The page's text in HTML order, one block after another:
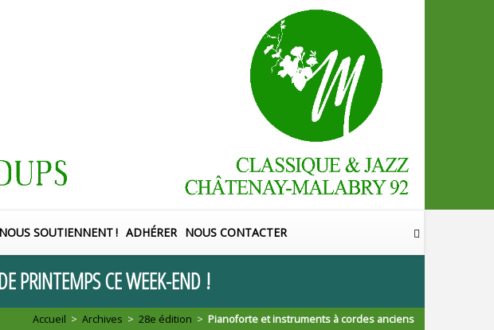
SOUTIENNENT! ADHÉRER NOUS CONTACTER
PRINTEMPSCEWEEK-END !
Accueil >Archives >28e édition >Pianoforte et instruments à cordes anciens